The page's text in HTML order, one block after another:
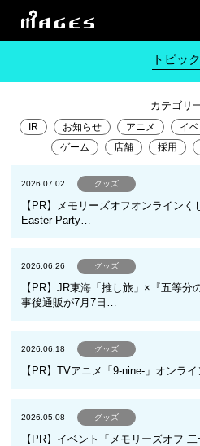
トピッ
カテゴリ
IR お知らせ アニメ イ
ゲーム
店舗 採用
2026.07.02 グッズ
【PR】メモリーズオフオンライン
Easter Party…
2026.06.26 グッズ
【PR】JR東海「推し旅」×『五等
事後通販が7月7日…
2026.06.18 グッズ
【PR】TVアニメ「9-nine-」オンラ
2026.05.08 グッズ
【PR】イベント「メモリーズオフ